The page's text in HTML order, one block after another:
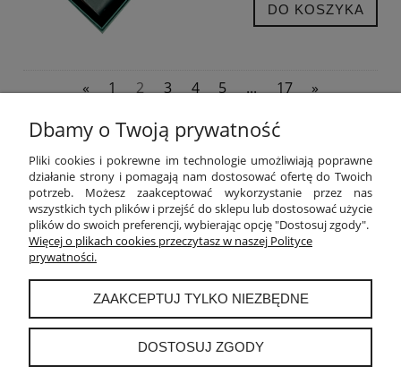
DO KOSZYKA
« 1 2 3 4 5 ... 17 »
POMOC
MOJE KONTO
PŁATNOŚCI I DOSTAWA
INFORMACJE
Dbamy o Twoją prywatność
Pliki cookies i pokrewne im technologie umożliwiają poprawne
działanie strony i pomagają nam dostosować ofertę do Twoich
potrzeb. Możesz zaakceptować wykorzystanie przez nas
wszystkich tych plików i przejść do sklepu lub dostosować użycie
plików do swoich preferencji, wybierając opcję "Dostosuj zgody".
Więcej o plikach cookies przeczytasz w naszej Polityce
prywatności.
ZAAKCEPTUJ TYLKO NIEZBĘDNE
DOSTOSUJ ZGODY